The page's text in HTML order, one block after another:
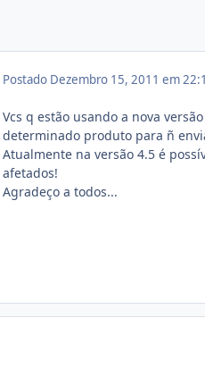
Postado Dezembro 15, 2011 em
Vcs q estão usando a nova
determinado produto para ñ
Atualmente na versão 4.5 é
afetados!
Agradeço a todos...